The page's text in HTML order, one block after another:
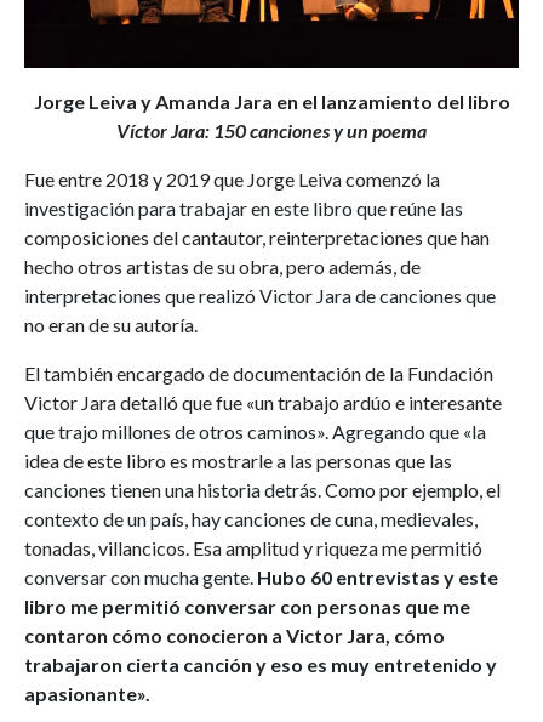
Jorge Leiva y Amanda Jara en el lanzamiento del libro
Víctor Jara: 150 canciones y un poema
Fue entre 2018 y 2019 que Jorge Leiva comenzó la
investigación para trabajar en este libro que reúne las
composiciones del cantautor, reinterpretaciones que han
hecho otros artistas de su obra, pero además, de
interpretaciones que realizó Victor Jara de canciones que
no eran de su autoría.
El también encargado de documentación de la Fundación
Victor Jara detalló que fue «un trabajo ardúo e interesante
que trajo millones de otros caminos». Agregando que «la
idea de este libro es mostrarle a las personas que las
canciones tienen una historia detrás. Como por ejemplo, el
contexto de un país, hay canciones de cuna, medievales,
tonadas, villancicos. Esa amplitud y riqueza me permitió
conversar con mucha gente. Hubo 60 entrevistas y este
libro me permitió conversar con personas que me
contaron cómo conocieron a Victor Jara, cómo
trabajaron cierta canción y eso es muy entretenido y
apasionante».